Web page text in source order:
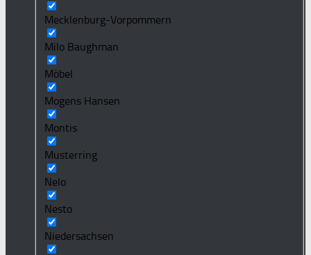
Mecklenburg-Vorpommern
Milo Baughman
Möbel
Mogens Hansen
Montis
Musterring
Nelo
Nesto
Niedersachsen